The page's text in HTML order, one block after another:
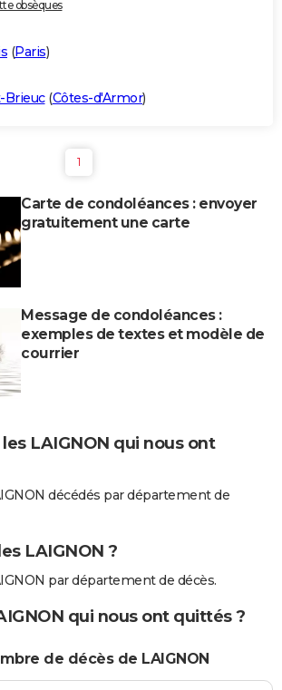
obsèques
(Paris)
Brieuc(Côtes-d'Armor)
1
Carte de condoléances : envoyer
gratuitement une carte
Message de condoléances :
exemples de textes et modèle de
courrier
LAIGNON qui nous ont
décédés par département de
LAIGNON ?
par département de décès.
qui nous ont quittés ?
de décès de LAIGNON